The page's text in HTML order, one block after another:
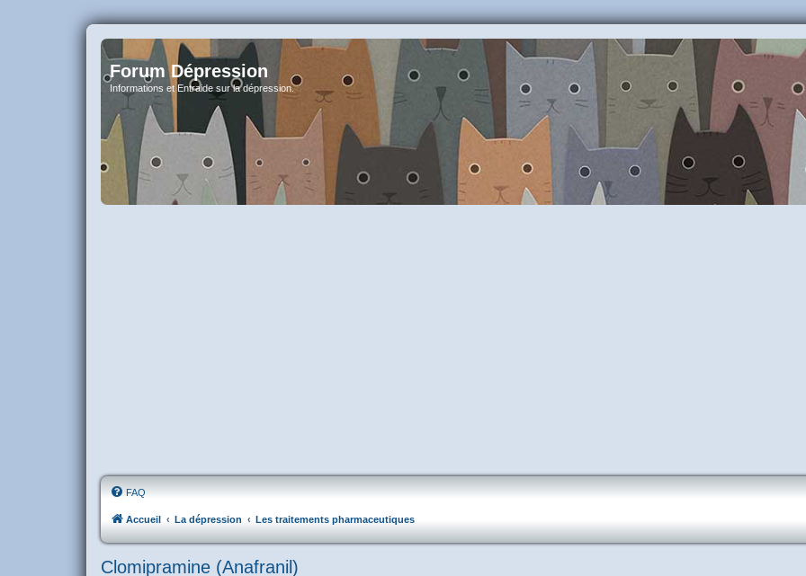
Forum Dépression
Informations et Entraide sur la dépression.
FAQ
Accueil La dépression Les traitements pharmaceutiques
Clomipramine (Anafranil)